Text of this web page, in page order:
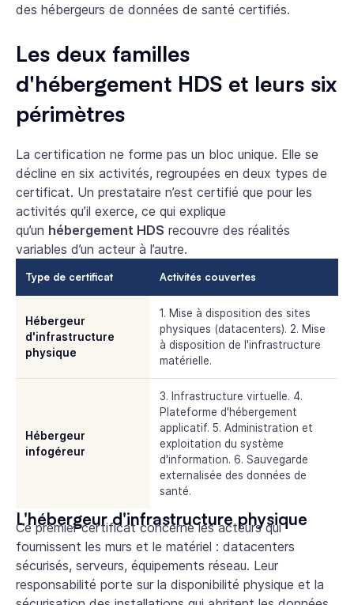
des hébergeurs de données de santé certifiés.
Les deux familles
d'hébergement HDS et leurs six
périmètres
La certification ne forme pas un bloc unique. Elle se
décline en six activités, regroupées en deux types de
certificat. Un prestataire n’est certifié que pour les
activités qu’il exerce, ce qui explique
qu’un hébergement HDS recouvre des réalités
variables d’un acteur à l’autre.
Type de certificat Activités couvertes
Hébergeur
d'infrastructure
physique
1. Mise à disposition des sites
physiques (datacenters). 2. Mise
à disposition de l'infrastructure
matérielle.
Hébergeur
infogéreur
3. Infrastructure virtuelle. 4.
Plateforme d'hébergement
applicatif. 5. Administration et
exploitation du système
d'information. 6. Sauvegarde
externalisée des données de
santé.
L'hébergeur d'infrastructure physique
Ce premier certificat concerne les acteurs qui
fournissent les murs et le matériel : datacenters
sécurisés, serveurs, équipements réseau. Leur
responsabilité porte sur la disponibilité physique et la